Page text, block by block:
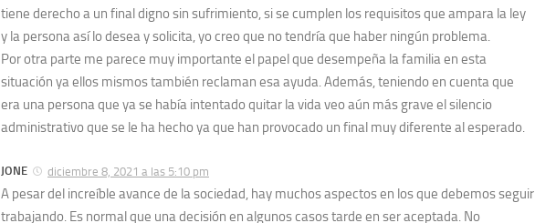
tiene derecho a un final digno sin sufrimiento, si se cumplen los requisitos que ampara la ley
y la persona así lo desea y solicita, yo creo que no tendría que haber ningún problema.
Por otra parte me parece muy importante el papel que desempeña la familia en esta
situación ya ellos mismos también reclaman esa ayuda. Además, teniendo en cuenta que
era una persona que ya se había intentado quitar la vida veo aún más grave el silencio
administrativo que se le ha hecho ya que han provocado un final muy diferente al esperado.
JONE diciembre 8, 2021 a las 5:10 pm
A pesar del increíble avance de la sociedad, hay muchos aspectos en los que debemos seguir
trabajando. Es normal que una decisión en algunos casos tarde en ser aceptada. No